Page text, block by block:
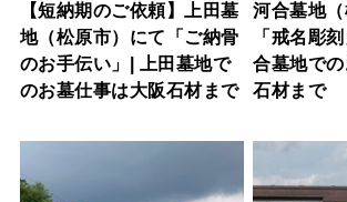
【短納期のご依頼】上田墓
地（松原市）にて「ご納骨
のお手伝い」| 上田墓地で
のお墓仕事は大阪石材まで
河合墓地
「戒名彫
合墓地で
石材まで